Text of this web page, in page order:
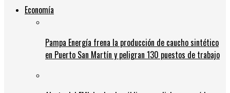
Economía
Pampa Energía frena la producción de caucho sintético
en Puerto San Martín y peligran 130 puestos de trabajo